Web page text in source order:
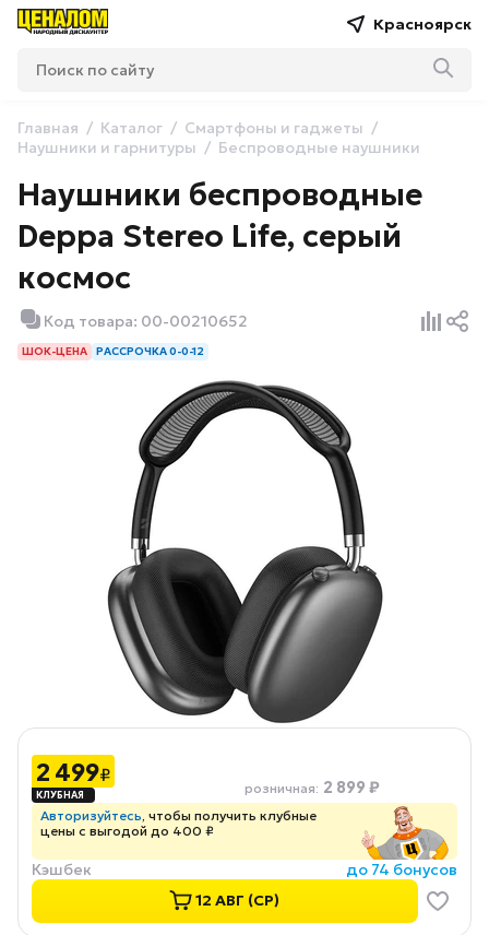
Красноярск
Главная Каталог
Смартфоны и гаджеты
Наушники и гарнитуры
Беспроводные наушники
Наушники беспроводные
Deppa Stereo Life, серый
космос
Код товара: 00-00210652
ШОК-ЦЕНА РАССРОЧКА 0-0-12
2 499₽
розничная: 2 899 ₽
Авторизуйтесь, чтобы получить клубные
цены с выгодой до 400 ₽
Кэшбек
до 74 бонусов
12 АВГ (СР)